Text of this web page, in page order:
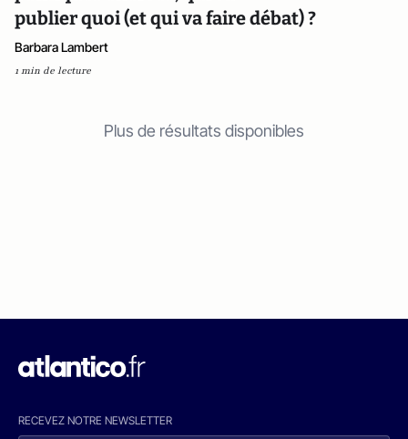
publier quoi (et qui va faire débat) ?
Barbara Lambert
1 min de lecture
Plus de résultats disponibles
RECEVEZ NOTRE NEWSLETTER